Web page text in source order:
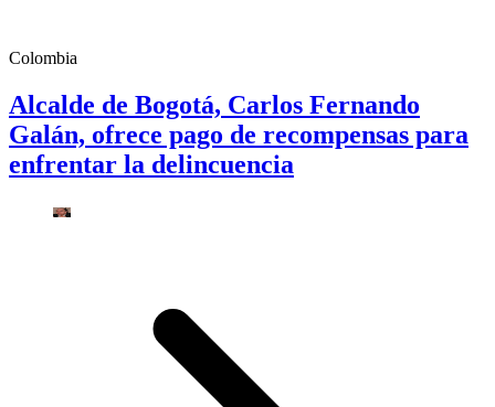
Colombia
Alcalde de Bogotá, Carlos Fernando
Galán, ofrece pago de recompensas para
enfrentar la delincuencia